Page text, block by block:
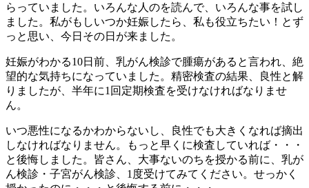
らっていました。いろんな人のを読んで、いろんな事を試し
ました。私がもしいつか妊娠したら、私も役立ちたい！とず
っと思い、今日その日が来ました。
妊娠がわかる10日前、乳がん検診で腫瘍があると言われ、絶
望的な気持ちになっていました。精密検査の結果、良性と解
りましたが、半年に1回定期検査を受けなければなりませ
ん。
いつ悪性になるかわからないし、良性でも大きくなれば摘出
しなければなりません。もっと早くに検査していれば・・・
と後悔しました。皆さん、大事ないのちを授かる前に、乳が
ん検診・子宮がん検診、1度受けてみてください。せっかく